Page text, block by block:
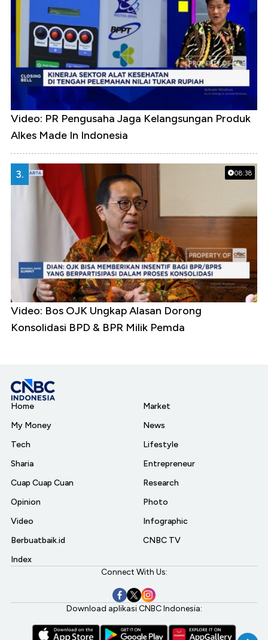
Video: PR Pengusaha Jaga Kelangsungan Produk
Alkes Made In Indonesia
08:38
3.
Video: Bos OJK Ungkap Alasan Dorong
Konsolidasi BPD & BPR Milik Pemda
Home
My Money
Tech
Sharia
Cuap Cuap Cuan
Opinion
Video
Berbuatbaik.id
Index
Market
News
Lifestyle
Entrepreneur
Research
Photo
Infographic
CNBC TV
Connect With Us:
Download aplikasi CNBC Indonesia: